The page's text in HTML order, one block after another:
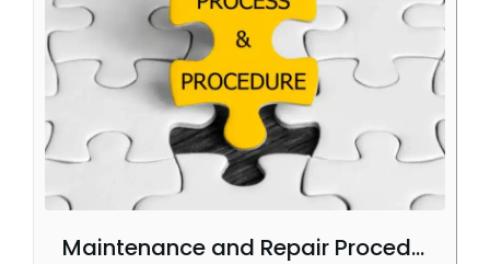
Maintenance and Repair Procedures